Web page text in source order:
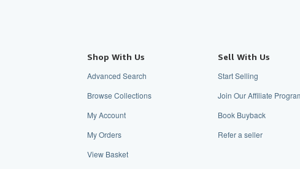
Shop With Us
Advanced Search
Browse Collections
My Account
My Orders
View Basket
Sell With Us
Start Selling
Join Our Affiliate
Book Buyback
Refer a seller